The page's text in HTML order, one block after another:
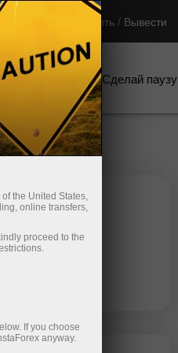
Пополнить / Вывести
Промоакции Сделай паузу
the United States,
online transfers,
proceed to the
If you choose
anyway.